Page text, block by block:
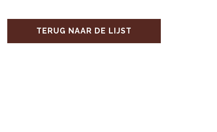
TERUG NAAR DE LIJST